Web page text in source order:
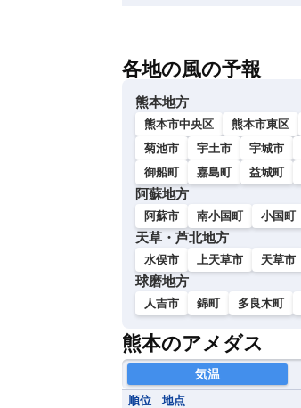
各地の風の予報
熊本地方
熊本市中央区 熊本市東区
菊池市
宇土市 宇城市
御船町
嘉島町 益城町
阿蘇地方
阿蘇市 南小国町 小国町
天草・芦北地方
水俣市 上天草市 天草市
球磨地方
人吉市 錦町 多良木町
熊本のアメダス
気温
順位 地点